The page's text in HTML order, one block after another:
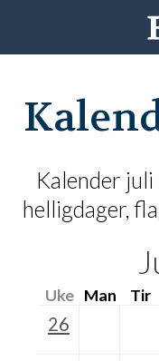
Kalender juli
helligdager,
Uke Man Tir
26